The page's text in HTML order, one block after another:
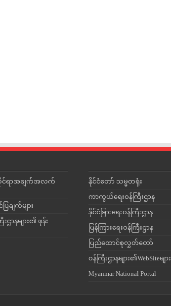
င်ရာအချက်အလက်
ြချက်များ
ာနများ၏ ဖုန်း
နိုင်ငံတော် သမ္မတရုံး
ကာကွယ်ရေးဝန်ကြီးဌာန
နိုင်ငံခြားရေးဝန်ကြီးဌာန
ပြန်ကြားရေးဝန်ကြီးဌာန
ပြည်ထောင်စုလွှတ်တော်
ဝန်ကြီးဌာနများ၏WebSiteများ
Myanmar National Portal